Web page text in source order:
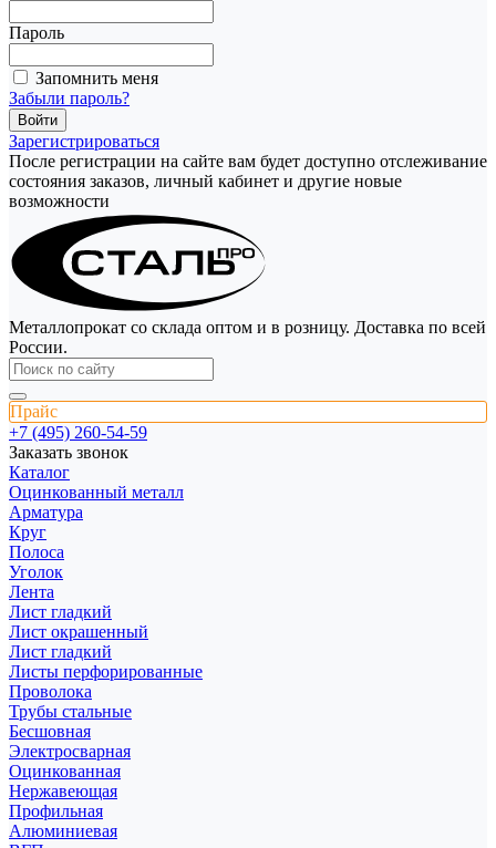
Пароль
Запомнить меня
Забыли пароль?
Зарегистрироваться
После регистрации на сайте вам будет доступно отслеживание
состояния заказов, личный кабинет и другие новые
возможности
Металлопрокат со склада оптом и в розницу. Доставка по всей
России.
Прайс
+7 (495) 260-54-59
Заказать звонок
Каталог
Оцинкованный металл
Арматура
Круг
Полоса
Уголок
Лента
Лист гладкий
Лист окрашенный
Лист гладкий
Листы перфорированные
Проволока
Трубы стальные
Бесшовная
Электросварная
Оцинкованная
Нержавеющая
Профильная
Алюминиевая